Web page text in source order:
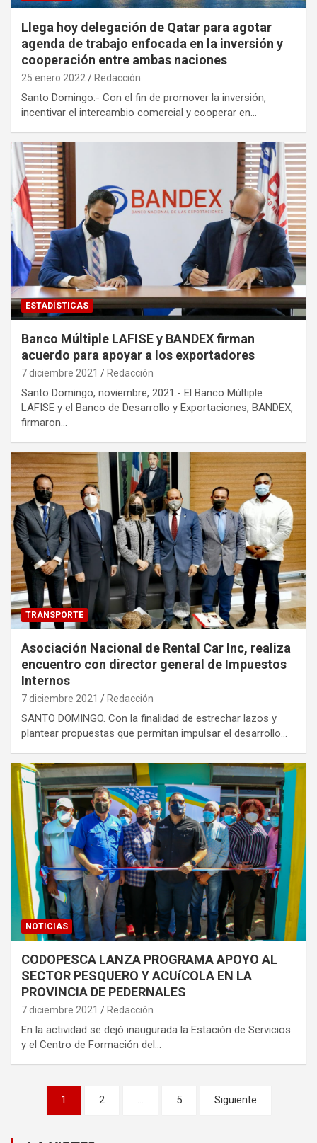
Llega hoy delegación de Qatar para agotar
agenda de trabajo enfocada en la inversión y
cooperación entre ambas naciones
25 enero 2022 Redacción
Santo Domingo.- Con el fin de promover la inversión,
incentivar el intercambio comercial y cooperar en…
ESTADÍSTICAS
Banco Múltiple LAFISE y BANDEX firman
acuerdo para apoyar a los exportadores
7 diciembre 2021 Redacción
Santo Domingo, noviembre, 2021.- El Banco Múltiple
LAFISE y el Banco de Desarrollo y Exportaciones, BANDEX,
firmaron…
TRANSPORTE
Asociación Nacional de Rental Car Inc, realiza
encuentro con director general de Impuestos
Internos
7 diciembre 2021 Redacción
SANTO DOMINGO. Con la finalidad de estrechar lazos y
plantear propuestas que permitan impulsar el desarrollo…
NOTICIAS
CODOPESCA LANZA PROGRAMA APOYO AL
SECTOR PESQUERO Y ACUíCOLA EN LA
PROVINCIA DE PEDERNALES
7 diciembre 2021 Redacción
En la actividad se dejó inaugurada la Estación de Servicios
y el Centro de Formación del…
Paginación
1 2 … 5 Siguiente